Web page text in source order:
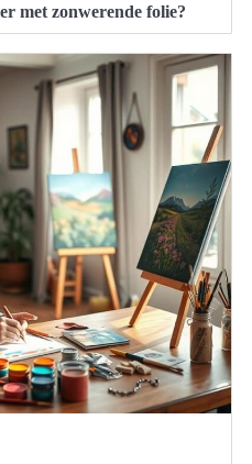
met zonwerende folie?